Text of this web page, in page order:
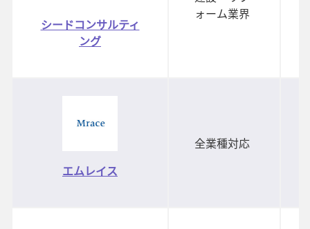
シードコンサルティ
ング
ォーム業界
エムレイス
全業種対応